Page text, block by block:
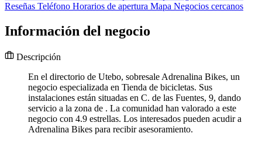
Reseñas Teléfono Horarios de apertura Mapa Negocios cercanos
Información del negocio
Descripción
En el directorio de Utebo, sobresale Adrenalina Bikes, un
negocio especializada en Tienda de bicicletas. Sus
instalaciones están situadas en C. de las Fuentes, 9, dando
servicio a la zona de . La comunidad han valorado a este
negocio con 4.9 estrellas. Los interesados pueden acudir a
Adrenalina Bikes para recibir asesoramiento.